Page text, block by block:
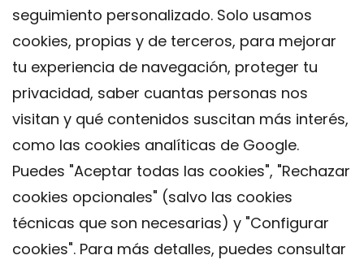
seguimiento personalizado. Solo usamos
cookies, propias y de terceros, para mejorar
tu experiencia de navegación, proteger tu
privacidad, saber cuantas personas nos
visitan y qué contenidos suscitan más interés,
como las cookies analíticas de Google.
Puedes "Aceptar todas las cookies", "Rechazar
cookies opcionales" (salvo las cookies
técnicas que son necesarias) y "Configurar
cookies". Para más detalles, puedes consultar
Contacto